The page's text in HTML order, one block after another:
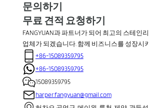
문의하기
무료 견적 요청하기
FANGYUAN과 파트너가 되어 최고의 스테인
업체가 되겠습니다. 함께 비즈니스를 성장시
+86-15089359795
+86-15089359795
15089359795
harper.fangyuan@gmail.com